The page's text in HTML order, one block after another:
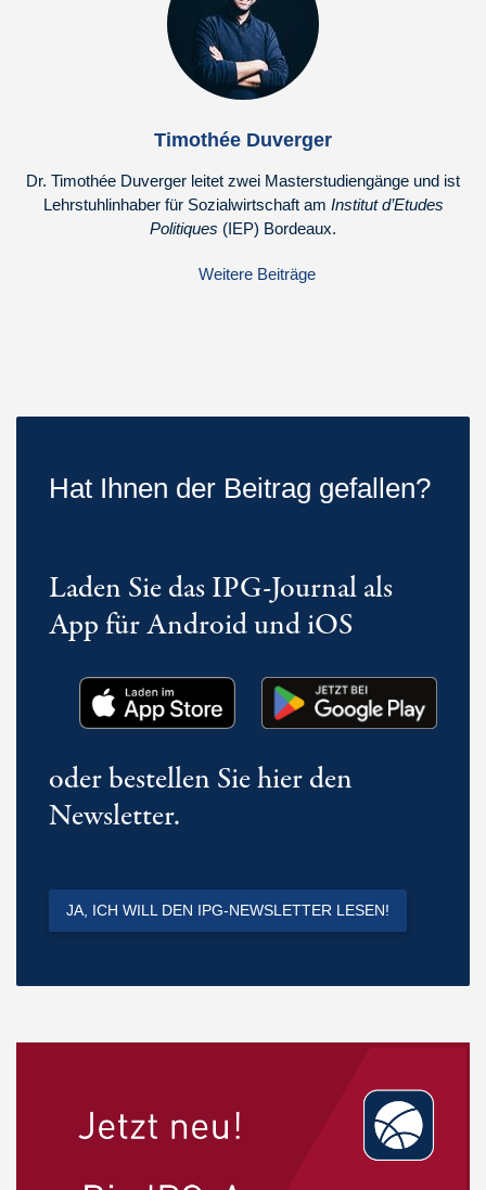
Timothée Duverger
Dr. Timothée Duverger leitet zwei Masterstudiengänge und ist
Lehrstuhlinhaber für Sozialwirtschaft am Institut d’Etudes
Politiques (IEP) Bordeaux.
Weitere Beiträge
Hat Ihnen der Beitrag gefallen?
Laden Sie das IPG-Journal als
App für Android und iOS
oder bestellen Sie hier den
Newsletter.
JA, ICH WILL DEN IPG-NEWSLETTER LESEN!